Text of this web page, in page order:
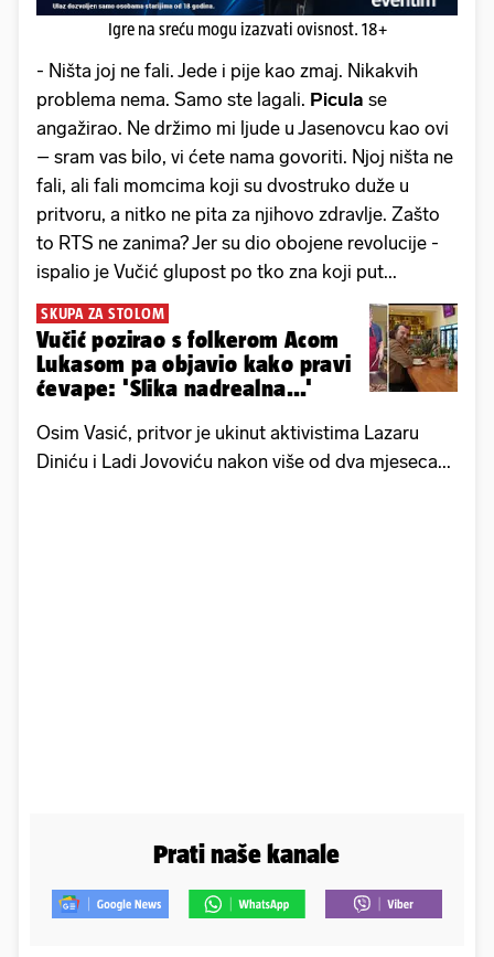
Igre na sreću mogu izazvati ovisnost. 18+
- Ništa joj ne fali. Jede i pije kao zmaj. Nikakvih
problema nema. Samo ste lagali. Picula se
angažirao. Ne držimo mi ljude u Jasenovcu kao ovi
– sram vas bilo, vi ćete nama govoriti. Njoj ništa ne
fali, ali fali momcima koji su dvostruko duže u
pritvoru, a nitko ne pita za njihovo zdravlje. Zašto
to RTS ne zanima? Jer su dio obojene revolucije -
ispalio je Vučić glupost po tko zna koji put...
SKUPA ZA STOLOM
Vučić pozirao s folkerom Acom
Lukasom pa objavio kako pravi
ćevape: 'Slika nadrealna...'
Osim Vasić, pritvor je ukinut aktivistima Lazaru
Diniću i Ladi Jovoviću nakon više od dva mjeseca...
Prati naše kanale